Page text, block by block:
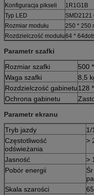
Konfiguracja pikseli
1R1G1B
Typ LED
SMD2121
Rozmiar modułu
250 * 250
Rozdzielczość modułu64 *
Parametr szafki
Rozmiar szafki
500
Waga szafki
8,5
Rozdzielczość gabinetu128
Ochrona gabinetu
Parametr ekranu
Tryb jazdy
1/
Częstotliwość
odświeżania
>
Jasność >
Pobór energii
Skala szarości